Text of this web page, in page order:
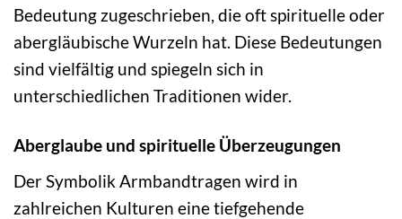
Bedeutung zugeschrieben, die oft spirituelle oder
abergläubische Wurzeln hat. Diese Bedeutungen
sind vielfältig und spiegeln sich in
unterschiedlichen Traditionen wider.
Aberglaube und spirituelle Überzeugungen
Der Symbolik Armbandtragen wird in
zahlreichen Kulturen eine tiefgehende